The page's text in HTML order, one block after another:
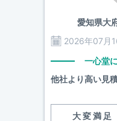
愛知県大
2026年07月
一心堂
他社より高い見
大変満足